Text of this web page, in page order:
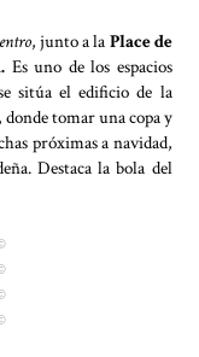
, junto a la Place de
Es uno de los espacios
sitúa el edificio de la
tomar una copa y
próximas a navidad,
Destaca la bola del